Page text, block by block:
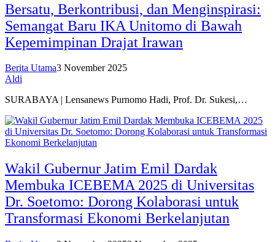
Bersatu, Berkontribusi, dan Menginspirasi:
Semangat Baru IKA Unitomo di Bawah
Kepemimpinan Drajat Irawan
Berita Utama3 November 2025
Aldi
SURABAYA | Lensanews Purnomo Hadi, Prof. Dr. Sukesi,…
Wakil Gubernur Jatim Emil Dardak
Membuka ICEBEMA 2025 di Universitas
Dr. Soetomo: Dorong Kolaborasi untuk
Transformasi Ekonomi Berkelanjutan